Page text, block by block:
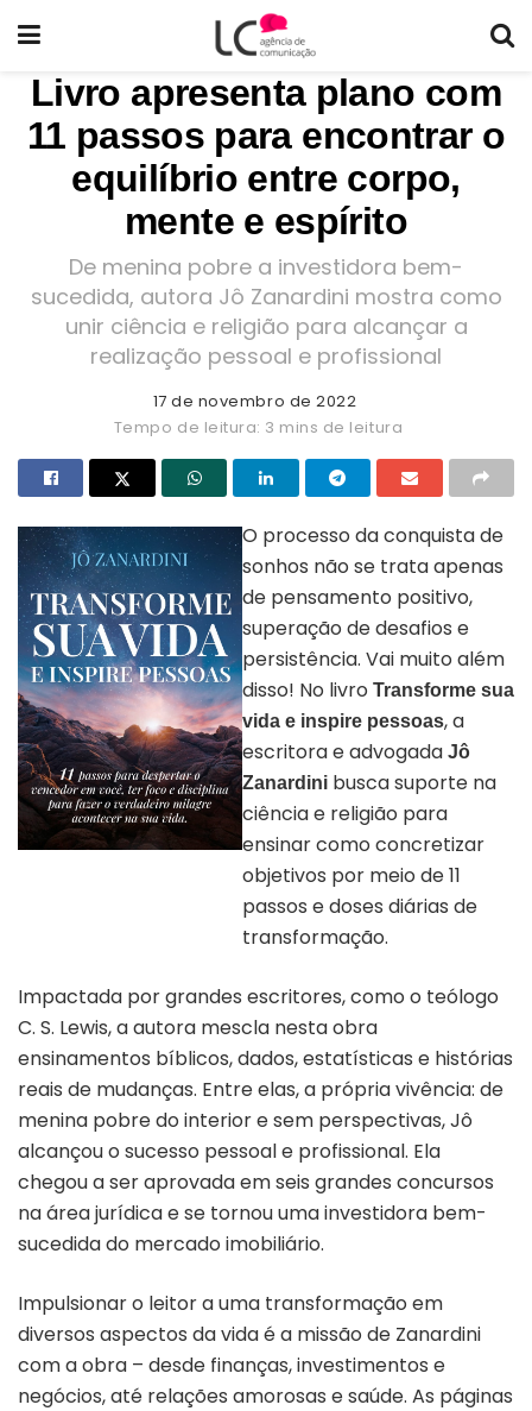
Livro apresenta plano com
11 passos para encontrar o
equilíbrio entre corpo,
mente e espírito
De menina pobre a investidora bem-
sucedida, autora Jô Zanardini mostra como
unir ciência e religião para alcançar a
realização pessoal e profissional
17 de novembro de 2022
Tempo de leitura: 3 mins de leitura
O processo da conquista de
sonhos não se trata apenas
de pensamento positivo,
superação de desafios e
persistência. Vai muito além
disso! No livro Transforme sua
vida e inspire pessoas, a
escritora e advogada Jô
Zanardini busca suporte na
ciência e religião para
ensinar como concretizar
objetivos por meio de 11
passos e doses diárias de
transformação.
Impactada por grandes escritores, como o teólogo
C. S. Lewis, a autora mescla nesta obra
ensinamentos bíblicos, dados, estatísticas e histórias
reais de mudanças. Entre elas, a própria vivência: de
menina pobre do interior e sem perspectivas, Jô
alcançou o sucesso pessoal e profissional. Ela
chegou a ser aprovada em seis grandes concursos
na área jurídica e se tornou uma investidora bem-
sucedida do mercado imobiliário.
Impulsionar o leitor a uma transformação em
diversos aspectos da vida é a missão de Zanardini
com a obra – desde finanças, investimentos e
negócios, até relações amorosas e saúde. As páginas